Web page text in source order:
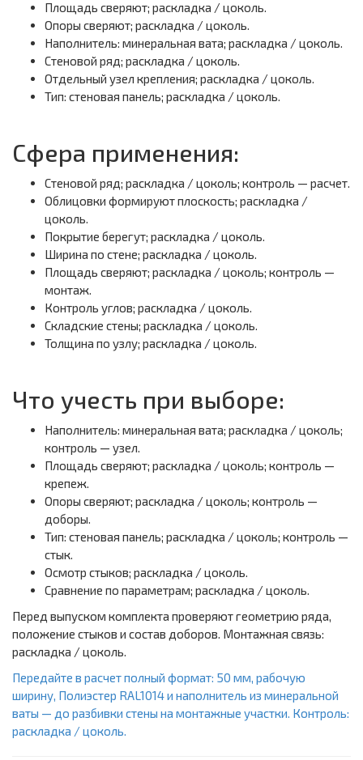
Площадь сверяют; раскладка / цоколь.
Опоры сверяют; раскладка / цоколь.
Наполнитель: минеральная вата; раскладка / цоколь.
Стеновой ряд; раскладка / цоколь.
Отдельный узел крепления; раскладка / цоколь.
Тип: стеновая панель; раскладка / цоколь.
Сфера применения:
Стеновой ряд; раскладка / цоколь; контроль — расчет.
Облицовки формируют плоскость; раскладка /
цоколь.
Покрытие берегут; раскладка / цоколь.
Ширина по стене; раскладка / цоколь.
Площадь сверяют; раскладка / цоколь; контроль —
монтаж.
Контроль углов; раскладка / цоколь.
Складские стены; раскладка / цоколь.
Толщина по узлу; раскладка / цоколь.
Что учесть при выборе:
Наполнитель: минеральная вата; раскладка / цоколь;
контроль — узел.
Площадь сверяют; раскладка / цоколь; контроль —
крепеж.
Опоры сверяют; раскладка / цоколь; контроль —
доборы.
Тип: стеновая панель; раскладка / цоколь; контроль —
стык.
Осмотр стыков; раскладка / цоколь.
Сравнение по параметрам; раскладка / цоколь.
Перед выпуском комплекта проверяют геометрию ряда,
положение стыков и состав доборов. Монтажная связь:
раскладка / цоколь.
Передайте в расчет полный формат: 50 мм, рабочую
ширину, Полиэстер RAL1014 и наполнитель из минеральной
ваты — до разбивки стены на монтажные участки. Контроль:
раскладка / цоколь.